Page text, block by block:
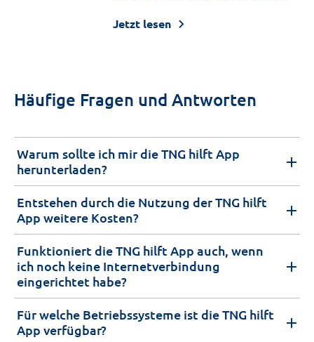
Jetzt lesen
Häufige Fragen und Antworten
Warum sollte ich mir die TNG hilft App
herunterladen?
Entstehen durch die Nutzung der TNG hilft
App weitere Kosten?
Funktioniert die TNG hilft App auch, wenn
ich noch keine Internetverbindung
eingerichtet habe?
Für welche Betriebssysteme ist die TNG hilft
App verfügbar?